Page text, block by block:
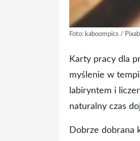
Foto: kaboompics /
Karty pracy dla
myślenie w
labiryntem i
naturalny czas
Dobrze dobrana